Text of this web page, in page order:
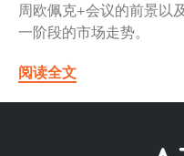
周欧佩克+会议的前景以
一阶段的市场走势。
阅读全文